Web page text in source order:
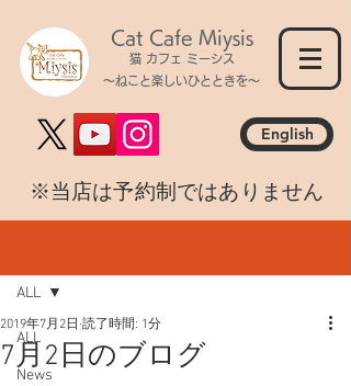
Cat Cafe Miysis
猫 カフェ ミーシス
～ねこと楽しいひとときを～
English
​※当店は予約制ではありません
ALL
News
ALL
7月2日のブログ
2019年7月2日 読了時間: 1分